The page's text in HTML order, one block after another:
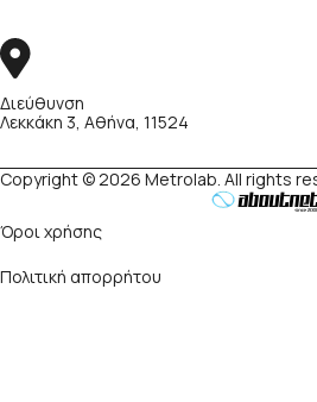
Διεύθυνση
Λεκκάκη 3, Αθήνα, 11524
Copyright © 2026 Metrolab. All rights
Όροι χρήσης
Πολιτική απορρήτου